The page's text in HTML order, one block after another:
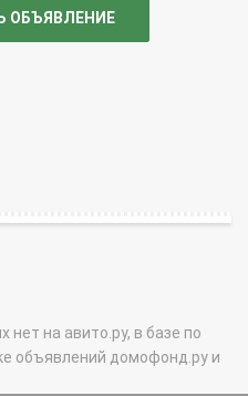
ОБЪЯВЛЕНИЕ
нет на авито.ру, в базе по
объявлений домофонд.ру и